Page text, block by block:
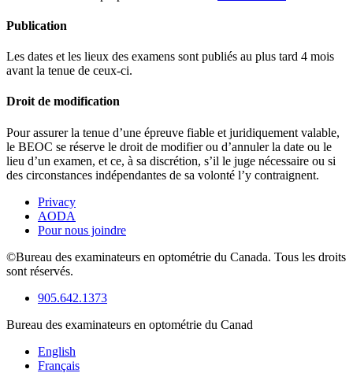
Publication
Les dates et les lieux des examens sont publiés au plus tard 4 mois
avant la tenue de ceux-ci.
Droit de modification
Pour assurer la tenue d’une épreuve fiable et juridiquement valable,
le BEOC se réserve le droit de modifier ou d’annuler la date ou le
lieu d’un examen, et ce, à sa discrétion, s’il le juge nécessaire ou si
des circonstances indépendantes de sa volonté l’y contraignent.
Privacy
AODA
Pour nous joindre
©Bureau des examinateurs en optométrie du Canada. Tous les droits
sont réservés.
905.642.1373
Bureau des examinateurs en optométrie du Canad
English
Français